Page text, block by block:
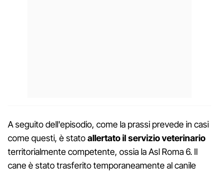
A seguito dell'episodio, come la prassi prevede in casi
come questi, è statoallertato il servizio veterinario
territorialmente competente, ossia la Asl Roma 6. Il
cane è stato trasferito temporaneamente al canile